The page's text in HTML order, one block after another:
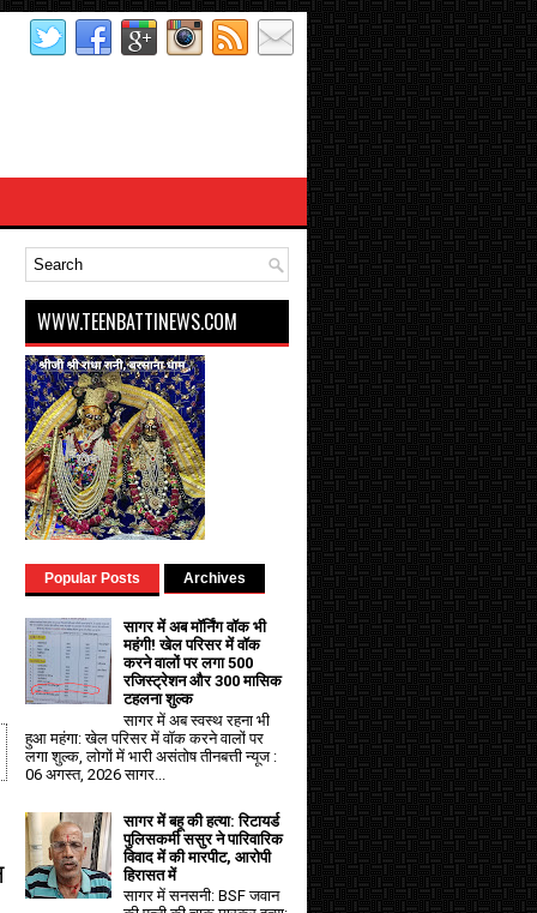
WWW.TEENBATTINEWS.COM
Popular Posts Archives
सागर में अब मॉर्निंग वॉक भी
महंगी! खेल परिसर में वॉक
करने वालों पर लगा ₹500
रजिस्ट्रेशन और ₹300 मासिक
टहलना शुल्क
सागर में अब स्वस्थ रहना भी
हुआ महंगा: खेल परिसर में वॉक करने वालों पर
लगा शुल्क, लोगों में भारी असंतोष तीनबत्ती न्यूज :
06 अगस्त, 2026 सागर...
सागर में बहू की हत्या: रिटायर्ड
पुलिसकर्मी ससुर ने पारिवारिक
विवाद में की मारपीट, आरोपी
हिरासत में
सागर में सनसनी: BSF जवान